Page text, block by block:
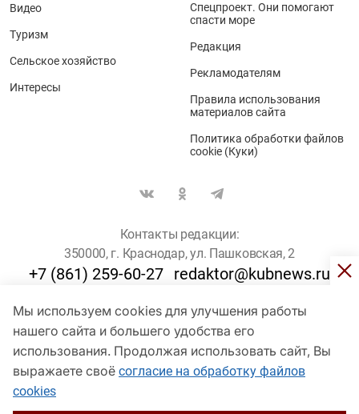
Мы используем cookies для улучшения работы
нашего сайта и большего удобства его
использования. Продолжая использовать сайт, Вы
выражаете своё согласие на обработку файлов
cookies
Видео
Туризм
Сельское хозяйство
Интересы
Спецпроект. Они помогают
спасти море
Редакция
Рекламодателям
Правила использования
материалов сайта
Политика обработки файлов
cookie (Куки)
Контакты редакции:
350000, г. Краснодар, ул. Пашковская, 2
+7 (861) 259-60-27 redaktor@kubnews.ru
Для пользователей старше 16 лет
© Кубанские Новости, 2017
Сетевое издание «kubnews» зарегистрировано Федеральной
службой по надзору в сфере связи, информационных технологий
и массовых коммуникаций (Роскомнадзор). Регистрационный